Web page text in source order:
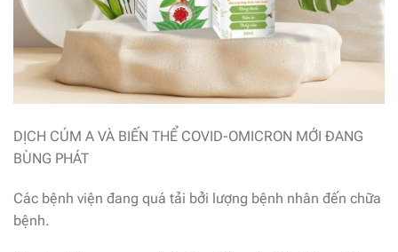
DỊCH CÚM A VÀ BIẾN THỂ COVID-OMICRON MỚI ĐANG
BÙNG PHÁT
Các bệnh viện đang quá tải bởi lượng bệnh nhân đến chữa
bệnh.